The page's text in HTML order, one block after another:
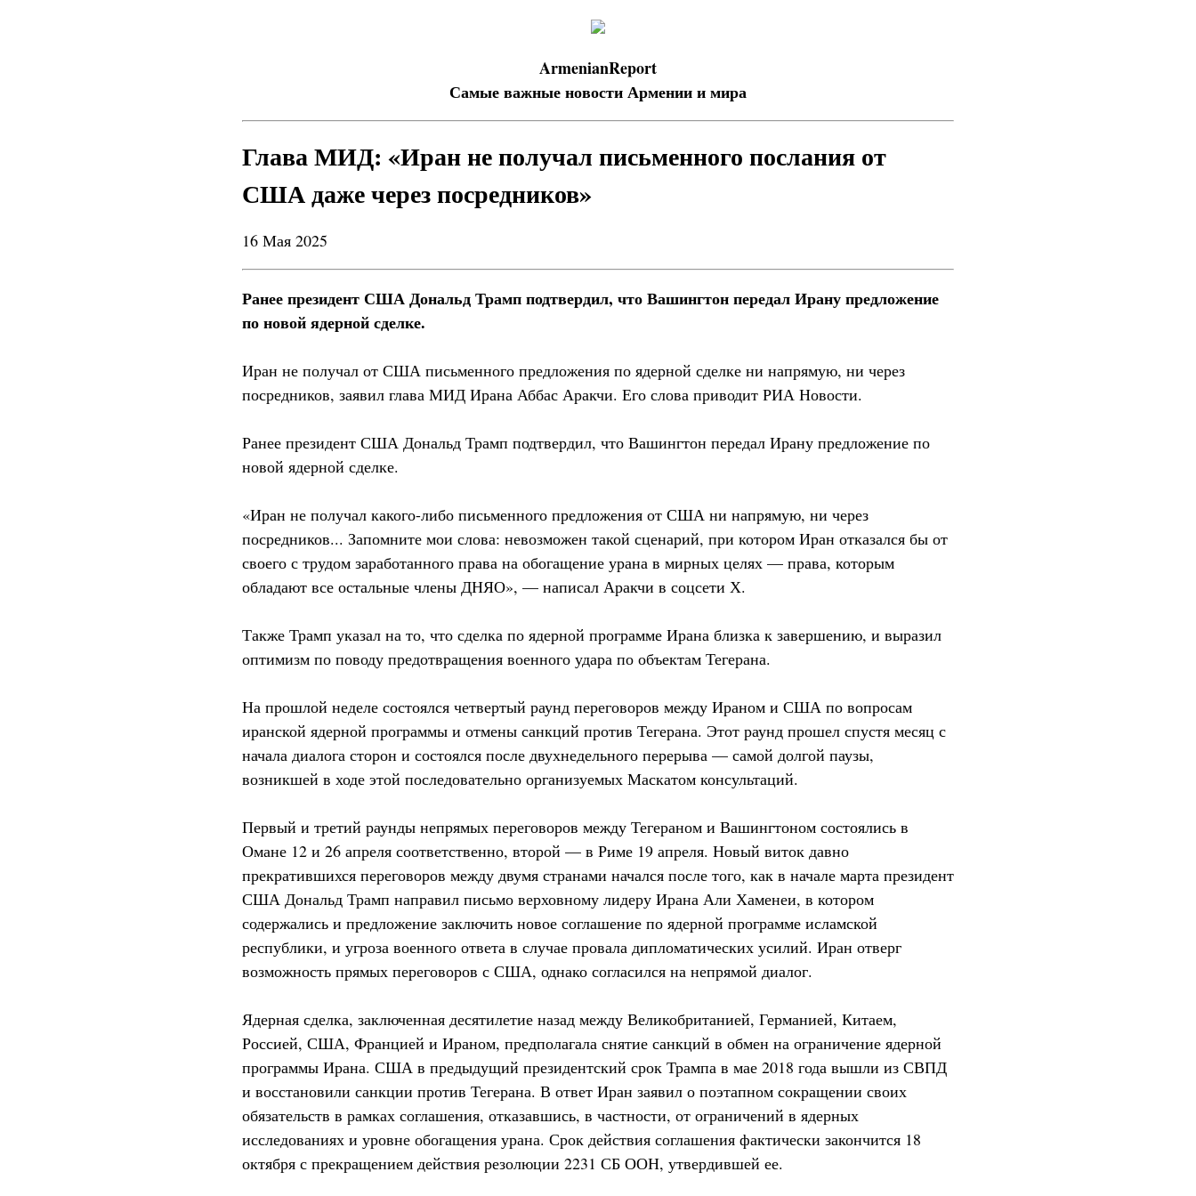
ArmenianReport
Самые важные новости Армении и мира
Глава МИД: «Иран не получал письменного послания от
США даже через посредников»
16 Мая 2025
Ранее президент США Дональд Трамп подтвердил, что Вашингтон передал Ирану предложение
по новой ядерной сделке.
Иран не получал от США письменного предложения по ядерной сделке ни напрямую, ни через
посредников, заявил глава МИД Ирана Аббас Аракчи. Его слова приводит РИА Новости.
Ранее президент США Дональд Трамп подтвердил, что Вашингтон передал Ирану предложение по
новой ядерной сделке.
«Иран не получал какого-либо письменного предложения от США ни напрямую, ни через
посредников... Запомните мои слова: невозможен такой сценарий, при котором Иран отказался бы от
своего с трудом заработанного права на обогащение урана в мирных целях — права, которым
обладают все остальные члены ДНЯО», — написал Аракчи в соцсети Х.
Также Трамп указал на то, что сделка по ядерной программе Ирана близка к завершению, и выразил
оптимизм по поводу предотвращения военного удара по объектам Тегерана.
На прошлой неделе состоялся четвертый раунд переговоров между Ираном и США по вопросам
иранской ядерной программы и отмены санкций против Тегерана. Этот раунд прошел спустя месяц с
начала диалога сторон и состоялся после двухнедельного перерыва — самой долгой паузы,
возникшей в ходе этой последовательно организуемых Маскатом консультаций.
Первый и третий раунды непрямых переговоров между Тегераном и Вашингтоном состоялись в
Омане 12 и 26 апреля соответственно, второй — в Риме 19 апреля. Новый виток давно
прекратившихся переговоров между двумя странами начался после того, как в начале марта президент
США Дональд Трамп направил письмо верховному лидеру Ирана Али Хаменеи, в котором
содержались и предложение заключить новое соглашение по ядерной программе исламской
республики, и угроза военного ответа в случае провала дипломатических усилий. Иран отверг
возможность прямых переговоров с США, однако согласился на непрямой диалог.
Ядерная сделка, заключенная десятилетие назад между Великобританией, Германией, Китаем,
Россией, США, Францией и Ираном, предполагала снятие санкций в обмен на ограничение ядерной
программы Ирана. США в предыдущий президентский срок Трампа в мае 2018 года вышли из СВПД
и восстановили санкции против Тегерана. В ответ Иран заявил о поэтапном сокращении своих
обязательств в рамках соглашения, отказавшись, в частности, от ограничений в ядерных
исследованиях и уровне обогащения урана. Срок действия соглашения фактически закончится 18
октября с прекращением действия резолюции 2231 СБ ООН, утвердившей ее.